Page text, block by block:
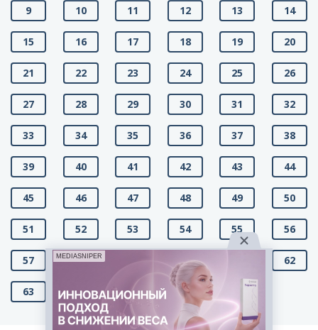
9 10 11 12 13 14
15 16 17 18 19 20
21 22 23 24 25 26
27 28 29 30 31 32
33 34 35 36 37 38
39 40 41 42 43 44
45 46 47 48 49 50
51 52 53 54 55 56
57 58 60 62
63 64
MEDIASNIPER